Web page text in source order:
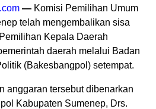
— Komisi Pemilihan Umum
telah mengembalikan sisa
Kepala Daerah
daerah melalui Badan
(Bakesbangpol) setempat.
anggaran tersebut dibenarkan
Kabupaten Sumenep, Drs.